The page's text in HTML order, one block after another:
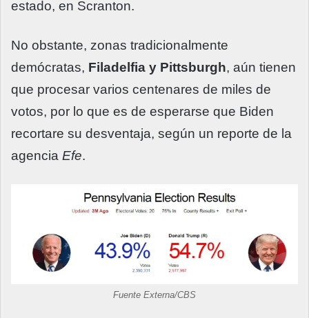
estado, en Scranton.
No obstante, zonas tradicionalmente
demócratas, Filadelfia y Pittsburgh, aún tienen
que procesar varios centenares de miles de
votos, por lo que es de esperarse que Biden
recortare su desventaja, según un reporte de la
agencia Efe.
Fuente Externa/CBS